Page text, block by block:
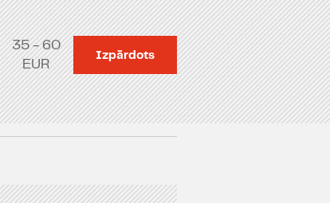
35 - 60
EUR
Izpārdots